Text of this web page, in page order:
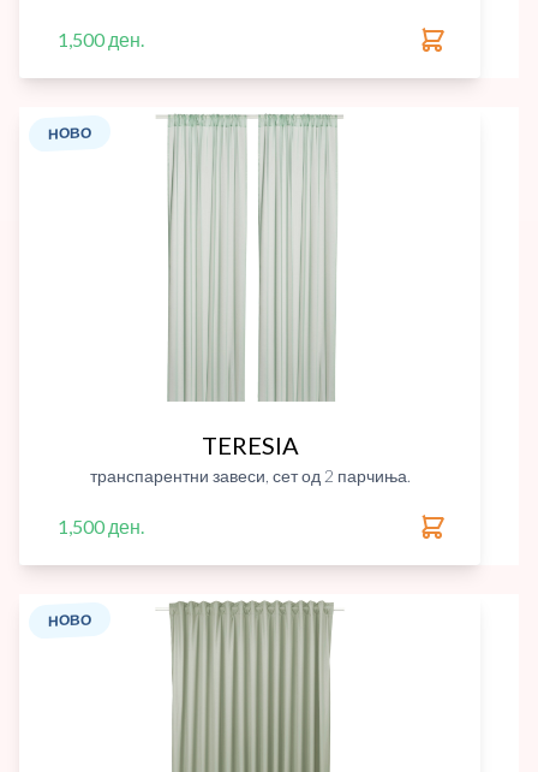
1,500 ден.
НОВО
TERESIA
транспарентни завеси, сет од 2 парчиња.
1,500 ден.
НОВО